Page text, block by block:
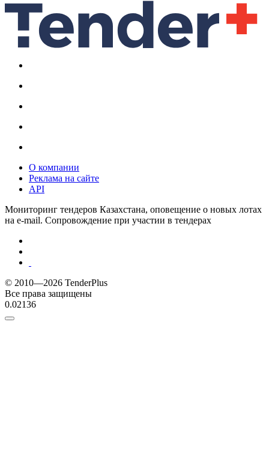
О компании
Реклама на сайте
API
Мониторинг тендеров Казахстана, оповещение о новых лотах
на e-mail. Сопровождение при участии в тендерах
© 2010—2026 TenderPlus
Все права защищены
0.02136